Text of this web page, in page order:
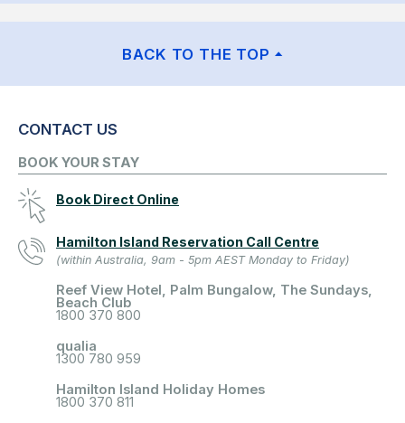
BACK TO THE TOP
CONTACT US
BOOK YOUR STAY
Book Direct Online
Hamilton Island Reservation Call Centre
(within Australia, 9am - 5pm AEST Monday to Friday)
Reef View Hotel, Palm Bungalow, The Sundays,
Beach Club
1800 370 800
qualia
1300 780 959
Hamilton Island Holiday Homes
1800 370 811